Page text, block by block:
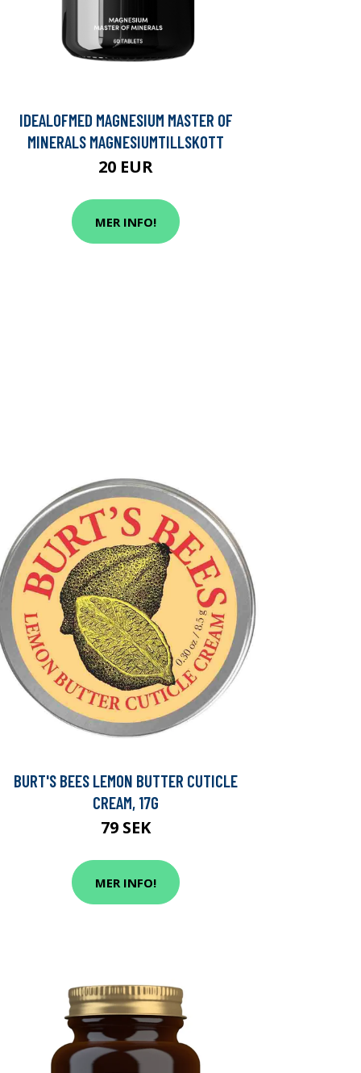
IDEALOFMED MAGNESIUM MASTER OF
MINERALS MAGNESIUMTILLSKOTT
20 EUR
MER INFO!
BURT'S BEES LEMON BUTTER CUTICLE
CREAM, 17G
79 SEK
MER INFO!